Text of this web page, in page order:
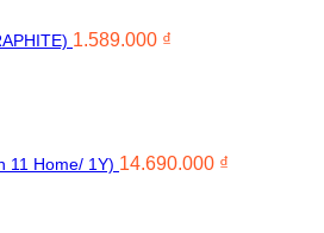
1.589.000 ₫
11 Home/ 1Y) 14.690.000 ₫